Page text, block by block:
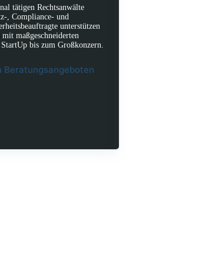
tätigen Rechtsanwälte
, Compliance- und
unterstützen
maßgeschneiderten
bis zum Großkonzern.
Beratungsangeboten